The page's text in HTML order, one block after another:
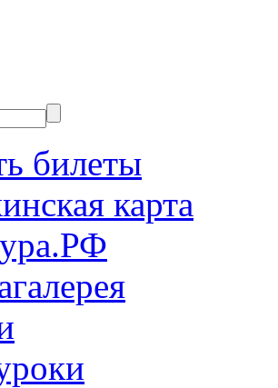
билеты
карта